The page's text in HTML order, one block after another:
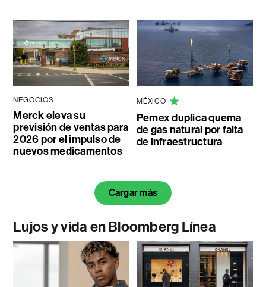
NEGOCIOS
Merck eleva su
previsión de ventas para
2026 por el impulso de
nuevos medicamentos
MÉXICO
Pemex duplica quema
de gas natural por falta
de infraestructura
Cargar más
Lujos y vida en Bloomberg Línea